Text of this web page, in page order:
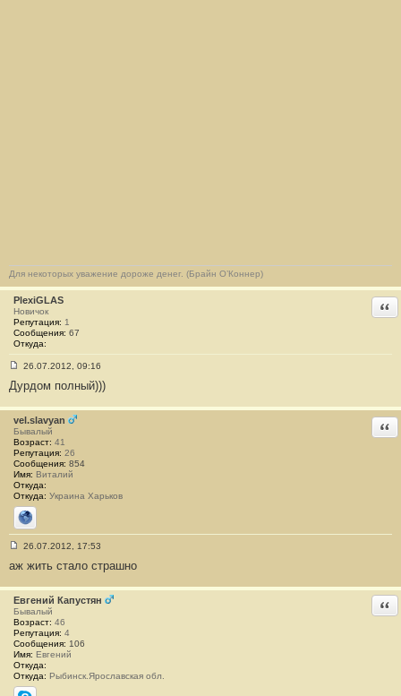
Для некоторых уважение дороже денег. (Брайн О’Коннер)
PlexiGLAS
Новичок
Репутация: 1
Сообщения: 67
Откуда:
о
о
б
щ
е
#
2
26.07.2012, 09:16
Дурдом полный)))
vel.slavyan
Бывалый
Возраст: 41
Репутация: 26
Сообщения: 854
Имя: Виталий
Откуда:
Откуда: Украина Харьков
Сайт
о
б
щ
е
#
3
26.07.2012, 17:53
аж жить стало страшно
Евгений Капустян
Бывалый
Возраст: 46
Репутация: 4
Сообщения: 106
Имя: Евгений
Откуда:
Откуда: Рыбинск.Ярославская обл.